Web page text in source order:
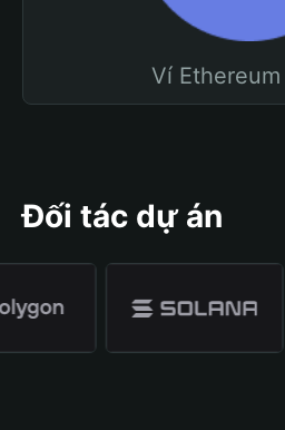
Ví Ethereum
Đối tác dự án